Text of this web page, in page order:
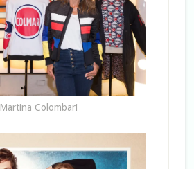
Martina Colombari